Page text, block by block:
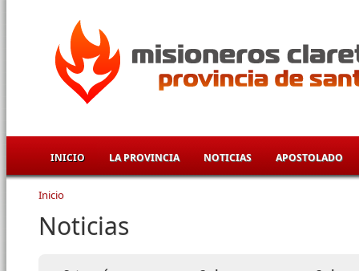
INICIO LA PROVINCIA NOTICIAS APOSTOLADO
Se encuentra usted aquí
Inicio
Noticias